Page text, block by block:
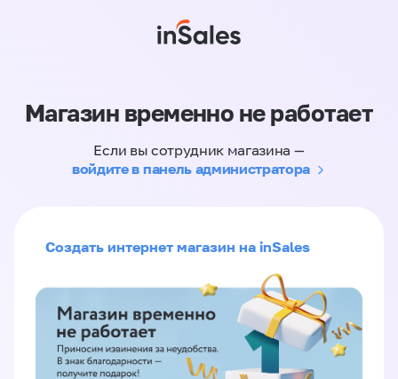
Магазин временно не работает
Если вы сотрудник магазина —
войдите в панель администратора
Создать интернет магазин на inSales